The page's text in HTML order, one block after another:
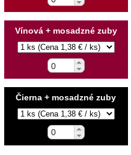
Gombíky
Guma
Ihly a špendlíky
Krajčírske potreby
Vínová + mosadzné zuby
Čierna + mosadzné zuby